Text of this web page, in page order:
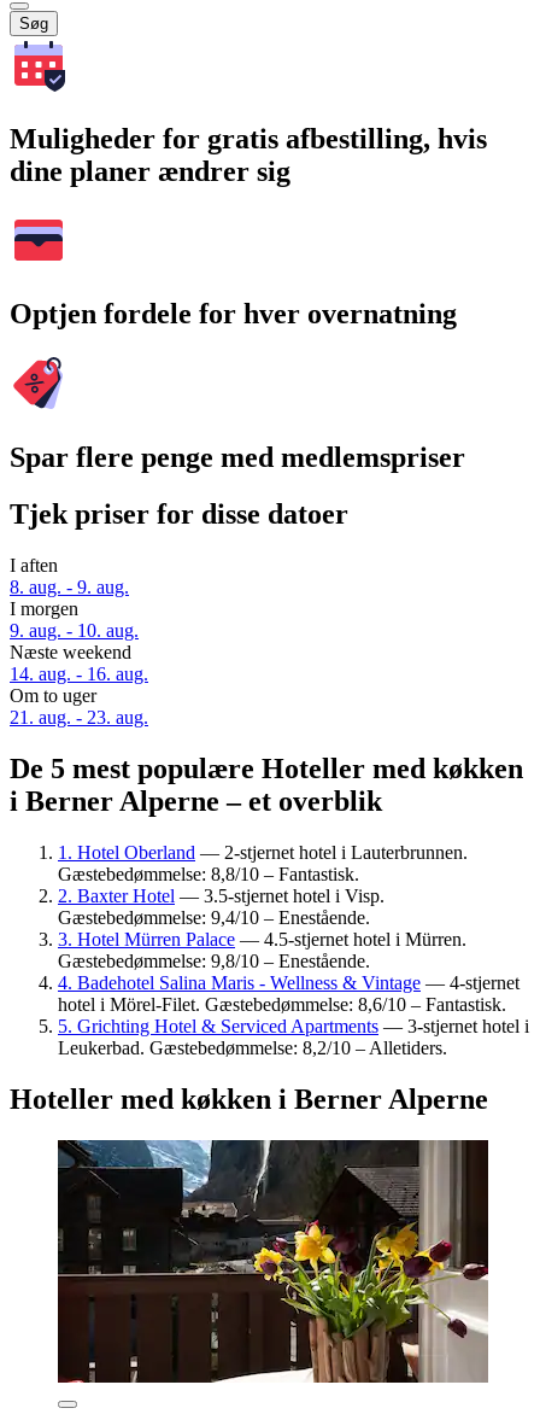
Søg
Muligheder for gratis afbestilling, hvis
dine planer ændrer sig
Optjen fordele for hver overnatning
Spar flere penge med medlemspriser
Tjek priser for disse datoer
I aften
8. aug. - 9. aug.
I morgen
9. aug. - 10. aug.
Næste weekend
14. aug. - 16. aug.
Om to uger
21. aug. - 23. aug.
De 5 mest populære Hoteller med køkken
i Berner Alperne – et overblik
1. Hotel Oberland — 2-stjernet hotel i Lauterbrunnen.
Gæstebedømmelse: 8,8/10 – Fantastisk.
2. Baxter Hotel — 3.5-stjernet hotel i Visp.
Gæstebedømmelse: 9,4/10 – Enestående.
3. Hotel Mürren Palace — 4.5-stjernet hotel i Mürren.
Gæstebedømmelse: 9,8/10 – Enestående.
4. Badehotel Salina Maris - Wellness & Vintage — 4-stjernet
hotel i Mörel-Filet. Gæstebedømmelse: 8,6/10 – Fantastisk.
5. Grichting Hotel & Serviced Apartments — 3-stjernet hotel i
Leukerbad. Gæstebedømmelse: 8,2/10 – Alletiders.
Hoteller med køkken i Berner Alperne